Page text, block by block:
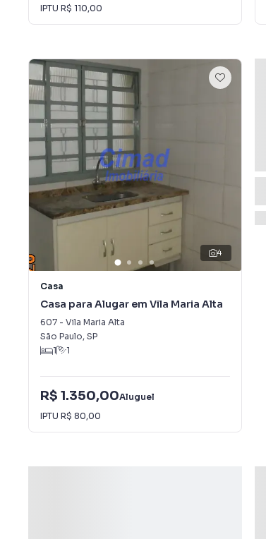
IPTU R$ 110,00
4
Casa
Casa para Alugar em Vila Maria Alta
607 - Vila Maria Alta
São Paulo, SP
1
1
R$ 1.350,00Aluguel
IPTU R$ 80,00